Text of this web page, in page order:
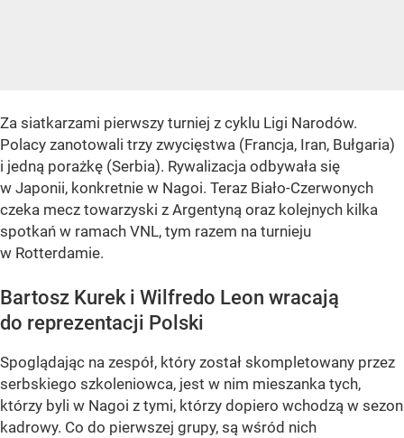
Za siatkarzami pierwszy turniej z cyklu Ligi Narodów.
Polacy zanotowali trzy zwycięstwa (Francja, Iran, Bułgaria)
i jedną porażkę (Serbia). Rywalizacja odbywała się
w Japonii, konkretnie w Nagoi. Teraz Biało-Czerwonych
czeka mecz towarzyski z Argentyną oraz kolejnych kilka
spotkań w ramach VNL, tym razem na turnieju
w Rotterdamie.
Bartosz Kurek i Wilfredo Leon wracają
do reprezentacji Polski
Spoglądając na zespół, który został skompletowany przez
serbskiego szkoleniowca, jest w nim mieszanka tych,
którzy byli w Nagoi z tymi, którzy dopiero wchodzą w sezon
kadrowy. Co do pierwszej grupy, są wśród nich